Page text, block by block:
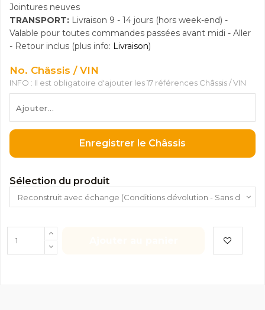
Jointures neuves
TRANSPORT: Livraison 9 - 14 jours (hors week-end) -
Valable pour toutes commandes passées avant midi - Aller
- Retour inclus (plus info: Livraison)
No. Châssis / VIN
INFO : Il est obligatoire d'ajouter les 17 références Châssis / VIN
Enregistrer le Châssis
Sélection du produit